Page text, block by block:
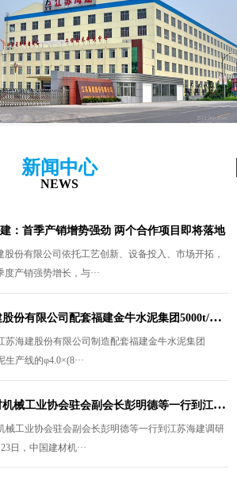
新闻中心
NEWS
：首季产销增势强劲 两个合作项目即将落地
股份有限公司依托工艺创新、设备投入、市场开拓，
度产销强势增长，与···
江
苏海建股份有限公司配套福建金牛水泥集团5000t/d水泥生产线的￠4.0×（8.5+3）m风扫煤磨装车发货
苏海建股份有限公司制造配套福建金牛水泥集团
生产线的φ4.0×(8···
中
国建材机械工业协会驻会副会长彭明德等一行到江苏海建调研
械工业协会驻会副会长彭明德等一行到江苏海建调研
日，中国建材机···